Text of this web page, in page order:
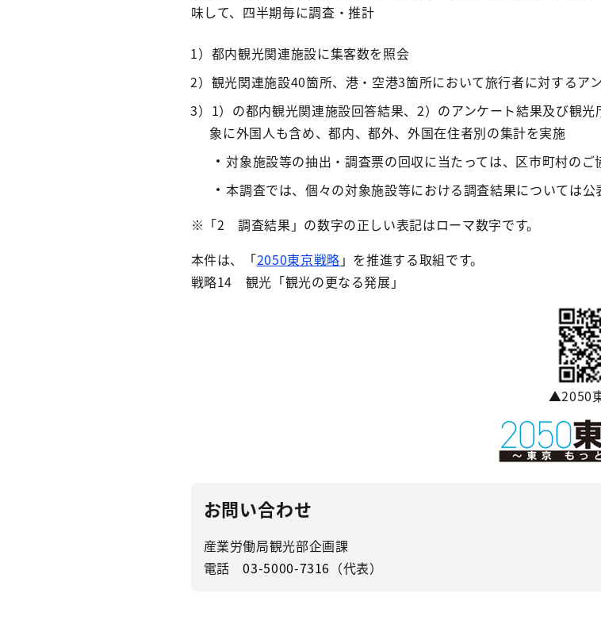
味して、四半期毎に調査・推計
1）都内観光関連施設に集客数を照会
2）観光関連施設40箇所、港・空港3箇所において旅行者に対するア
3）1）の都内観光関連施設回答結果、2）のアンケート結果及び観
象に外国人も含め、都内、都外、外国在住者別の集計を実施
対象施設等の抽出・調査票の回収に当たっては、区市町村のご
本調査では、個々の対象施設等における調査結果については公
※「2 調査結果」の数字の正しい表記はローマ数字です。
本件は、「2050東京戦略 」を推進する取組です。
戦略14 観光「観光の更なる発展」
▲2050
お問い合わせ
産業労働局観光部企画課
電話03-5000-7316 （代表）